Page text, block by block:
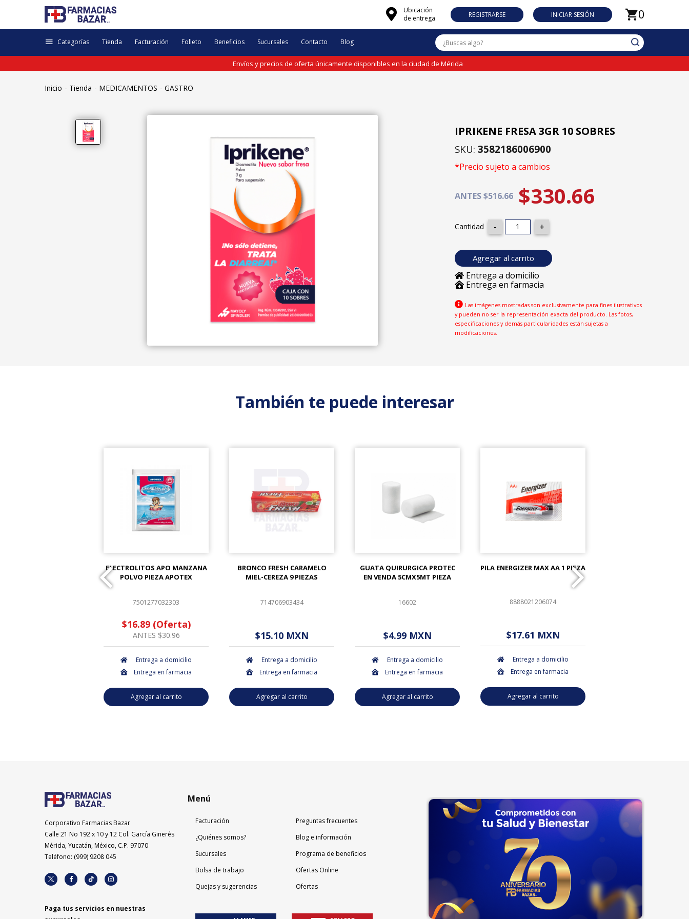
Ubicación
de entrega
REGISTRARSE INICIAR SESIÓN 0
Categorías Tienda Facturación Folleto Beneficios Sucursales Contacto Blog
Envíos y precios de oferta únicamente disponibles en la ciudad de Mérida
Inicio Tienda MEDICAMENTOS GASTRO
IPRIKENE FRESA 3GR 10 SOBRES
SKU: 3582186006900
*Precio sujeto a cambios
ANTES $516.66 $330.66
Cantidad
Agregar al carrito
Entrega a domicilio
Entrega en farmacia
Las imágenes mostradas son exclusivamente para fines ilustrativos
y pueden no ser la representación exacta del producto. Las fotos,
especificaciones y demás particularidades están sujetas a
modificaciones.
También te puede interesar
ELECTROLITOS APO MANZANA
POLVO PIEZA APOTEX
7501277032303
$16.89 (Oferta)
ANTES $30.96
Entrega a domicilio
Entrega en farmacia
Agregar al carrito
BRONCO FRESH CARAMELO
MIEL-CEREZA 9 PIEZAS
714706903434
$15.10 MXN
Entrega a domicilio
Entrega en farmacia
Agregar al carrito
GUATA QUIRURGICA PROTEC
EN VENDA 5CMX5MT PIEZA
16602
$4.99 MXN
Entrega a domicilio
Entrega en farmacia
Agregar al carrito
PILA ENERGIZER MAX AA 1 PIEZA
8888021206074
$17.61 MXN
Entrega a domicilio
Entrega en farmacia
Agregar al carrito
Corporativo Farmacias Bazar
Calle 21 No 192 x 10 y 12 Col. García Ginerés
Mérida, Yucatán, México, C.P. 97070
Teléfono: (999) 9208 045
Menú
Facturación
¿Quiénes somos?
Sucursales
Bolsa de trabajo
Quejas y sugerencias
Preguntas frecuentes
Blog e información
Programa de beneficios
Ofertas Online
Ofertas
Paga tus servicios en nuestras